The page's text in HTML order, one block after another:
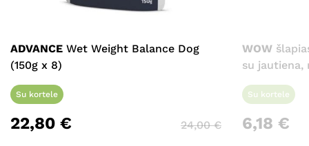
ADVANCE Wet Weight Balance Dog
(150g x 8)
Su kortele
22,80 € 24,00€
WOW
su jautiena,
Su kortele
6,18 €